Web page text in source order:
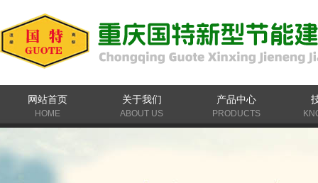
网站首页 关于我们 产品中心
HOME ABOUT US PRODUCTS